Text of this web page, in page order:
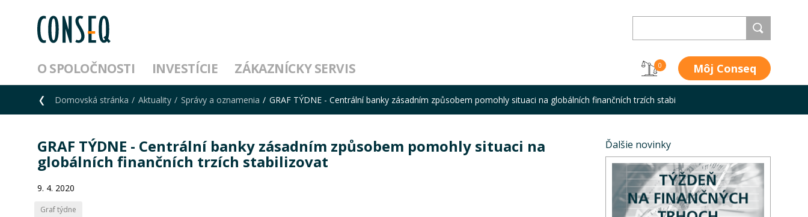
O SPOLOČNOSTI INVESTÍCIE ZÁKAZNÍCKY SERVIS 0 Môj Conseq
Domovská stránka Aktuality Správy a oznamenia GRAF TÝDNE - Centrální banky zásadním způsobem pomohly situaci na globálních finančních trzích stabi
GRAF TÝDNE - Centrální banky zásadním způsobem pomohly situaci na
globálních finančních trzích stabilizovat
9. 4. 2020
Graf týdne
Ďalšie novinky